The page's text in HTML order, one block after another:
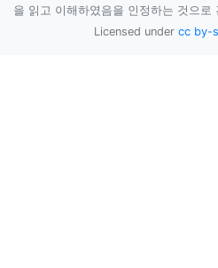
을 읽고 이해하였음을 인정하는 것으로
Licensed under cc by-